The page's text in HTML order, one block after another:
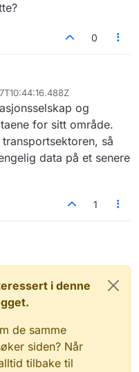
0
og
for sitt område.
så
data på et senere
1
i denne
de samme
siden? Når
tilbake til